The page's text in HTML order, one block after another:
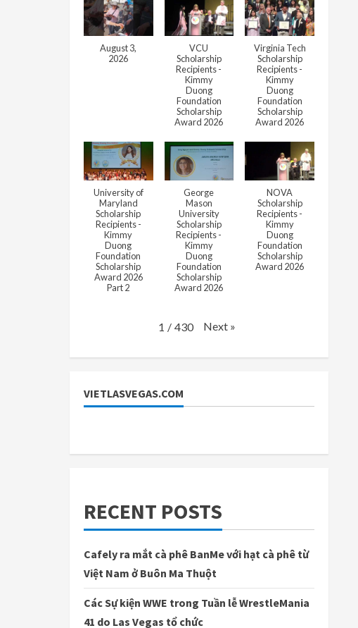
August 3,
2026
VCU
Scholarship
Recipients -
Kimmy
Duong
Foundation
Scholarship
Award 2026
Virginia Tech
Scholarship
Recipients -
Kimmy
Duong
Foundation
Scholarship
Award 2026
University of
Maryland
Scholarship
Recipients -
Kimmy
Duong
Foundation
Scholarship
Award 2026
Part 2
George
Mason
University
Scholarship
Recipients -
Kimmy
Duong
Foundation
Scholarship
Award 2026
NOVA
Scholarship
Recipients -
Kimmy
Duong
Foundation
Scholarship
Award 2026
1 / 430 Next »
VIETLASVEGAS.COM
RECENT POSTS
Cafely ra mắt cà phê BanMe với hạt cà phê từ
Việt Nam ở Buôn Ma Thuột
Các Sự kiện WWE trong Tuần lễ WrestleMania
41 do Las Vegas tổ chức